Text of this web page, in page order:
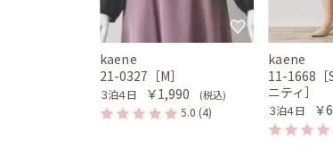
kaene
21-0327［M］
３泊４日 ￥1,990 (税込)
5.0 (4)
kaene
11-1668［
ニティ］
３泊４日 ￥